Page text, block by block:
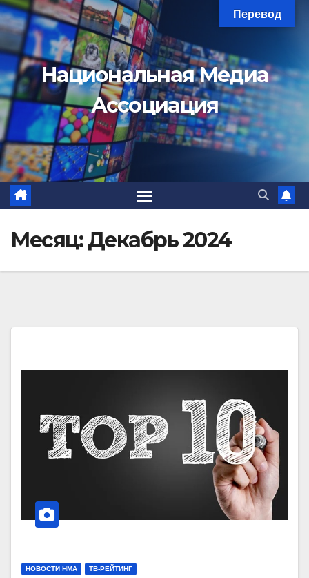
Перейти
к
содержимому
Национальная Медиа
Ассоциация
Месяц:Декабрь 2024
НОВОСТИ НМА ТВ-РЕЙТИНГ
Перевод